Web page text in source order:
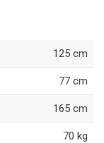
125 cm
77 cm
165 cm
70 kg